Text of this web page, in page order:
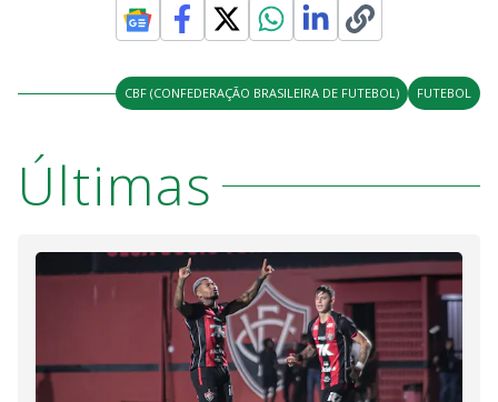
CBF (CONFEDERAÇÃO BRASILEIRA DE FUTEBOL) FUTEBOL
Últimas